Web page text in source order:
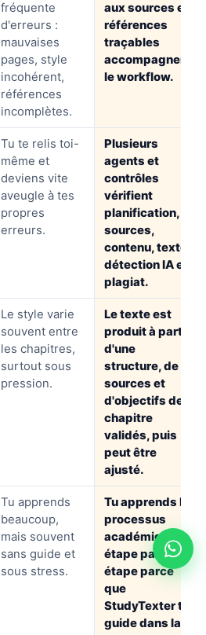
fréquente
d'erreurs :
mauvaises
pages, style
incohérent,
références
incomplètes.
aux sources et
références
traçables
accompagnent
le workflow.
Tu te relis toi-
même et
deviens vite
aveugle à tes
propres
erreurs.
Plusieurs
agents et
contrôles
vérifient
planification,
sources,
contenu, texte,
détection IA et
plagiat.
Le style varie
souvent entre
les chapitres,
surtout sous
pression.
Le texte est
produit à partir
d'une
structure, de
sources et
d'objectifs de
chapitre
validés, puis
peut être
ajusté.
Tu apprends
beaucoup,
mais souvent
sans guide et
sous stress.
Tu apprends le
processus
académique
étape par
étape parce
que
StudyTexter te
guide dans la